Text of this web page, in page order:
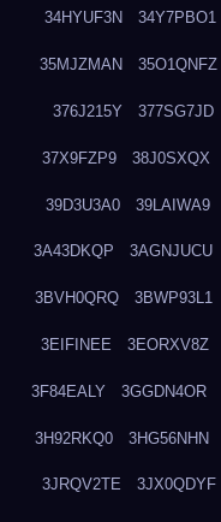
34HYUF3N 34Y7PBO1
35MJZMAN 35O1QNFZ
376J215Y 377SG7JD
37X9FZP9 38J0SXQX
39D3U3A0 39LAIWA9
3A43DKQP 3AGNJUCU
3BVH0QRQ 3BWP93L1
3EIFINEE 3EORXV8Z
3F84EALY 3GGDN4OR
3H92RKQ0 3HG56NHN
3JRQV2TE 3JX0QDYF